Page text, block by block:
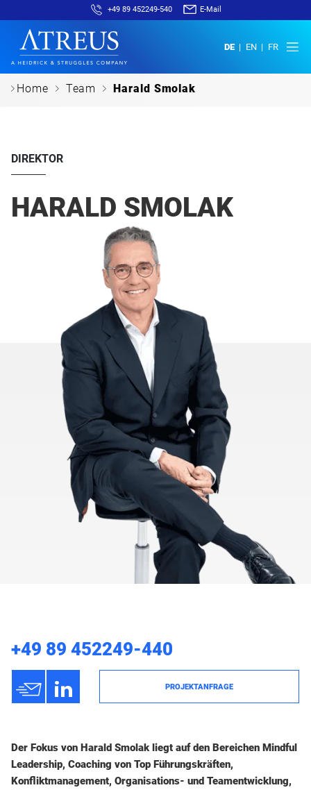
+49 89 452249-540 E-Mail
DE EN FR
c Home c Team cHarald Smolak
DIREKTOR
HARALD SMOLAK
+49 89 452249-440
h 3 PROJEKTANFRAGE
Der Fokus von Harald Smolak liegt auf den Bereichen Mindful
Leadership, Coaching von Top Führungskräften,
Konfliktmanagement, Organisations- und Teamentwicklung,